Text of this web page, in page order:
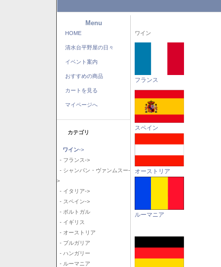
Menu
HOME
清水台平野屋の日々
イベント案内
おすすめの商品
カートを見る
マイページへ
カテゴリ
ワイン->
- フランス->
- シャンパン・ヴァンムスー-
>
- イタリア->
- スペイン->
- ポルトガル
- イギリス
- オーストリア
- ブルガリア
- ハンガリー
- ルーマニア
ワイン
フランス
スペイン
オーストリア
ルーマニア